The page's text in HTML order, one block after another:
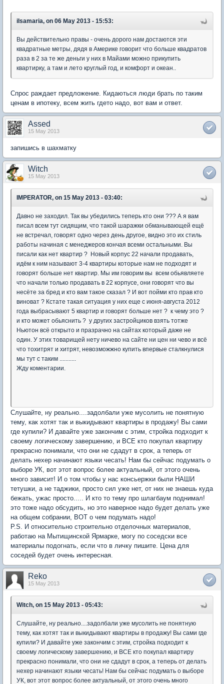
ilsamaria, on 06 May 2013 - 15:53:
Вы действительно правы - очень дорого нам достаются эти
квадратные метры, дядя в Америке говорит что больше квадратов
раза в 2 за те же деньги у них в Майами можно прикупить
квартирку, а там и лето круглый год, и комфорт и океан..
Спрос раждает предложение. Кидаються люди брать по таким
ценам в ипотеку, всем жить гдето надо, вот вам и ответ.
Assed
15 May 2013
запишись в шахматку
Witch
15 May 2013
IMPERATOR, on 15 May 2013 - 03:40:
Давно не заходил. Так вы убедились теперь кто они ??? А я вам
писал всем тут сидящим, что такой шаражки обманывающей ещё
не встречал, говорят одно через день другое, видно это их стиль
работы начиная с менеджеров кончая всеми остальными. Вы
писали как нет квартир ? Новый корпус 22 начали продавать,
идём к ним называют 3-4 квартиры которые нам не подходят и
говорят больше нет квартир. Мы им говорим вы всем обьявляете
что начали только продавать в 22 корпусе, они говорят что вы
несёте за бред и кто вам такое сказал ? И вот пойми кто прав кто
виноват ? Кстате такая ситуация у них еще с июня-августа 2012
года выбрасывают 5 квартир и говорят больше нет ? к чему это ?
и кто может обьяснить ? у других застройциков взять тотже
Ньютон всё открыто и празрачно на сайтах который даже не
один. У этих товарищей нету ничево на сайте ни цен ни чево и всё
что тохитрят и хитрят, невозможжно купить впервые сталкнулися
мы тут с таким ...........
Жду коментарии.
Слушайте, ну реально....задолбали уже мусолить не понятную
тему, как хотят так и выкидывают квартиры в продажу! Вы сами
где купили? И давайте уже закончим с этим, стройка подходит к
своему логическому завершению, и ВСЕ кто покупал квартиру
прекрасно понимали, что они не сдадут в срок, а теперь от
делать нехер начинают языки чесать! Нам бы сейчас подумать о
выборе УК, вот этот вопрос более актуальный, от этого очень
много зависит! И о том чтобы у нас консьержки были НАШИ
тетушки, а не таджики, просто сил уже нет, от них не знаешь куда
бежать, ужас просто..... И кто то тему про шлагбаум поднимал!
это тоже надо обсудить, но это наверное надо будет делать уже
на общем собрании, ВОТ о чем подумать надо!
P.S. И относительно строительно отделочных материалов,
работаю на Мытищинской Ярмарке, могу по соседски все
материалы подогнать, если что в личку пишите. Цена для
соседей будет очень интересная.
Reko
15 May 2013
Witch, on 15 May 2013 - 05:43:
Слушайте, ну реально....задолбали уже мусолить не понятную
тему, как хотят так и выкидывают квартиры в продажу! Вы сами где
купили? И давайте уже закончим с этим, стройка подходит к
своему логическому завершению, и ВСЕ кто покупал квартиру
прекрасно понимали, что они не сдадут в срок, а теперь от делать
нехер начинают языки чесать! Нам бы сейчас подумать о выборе
УК, вот этот вопрос более актуальный, от этого очень много